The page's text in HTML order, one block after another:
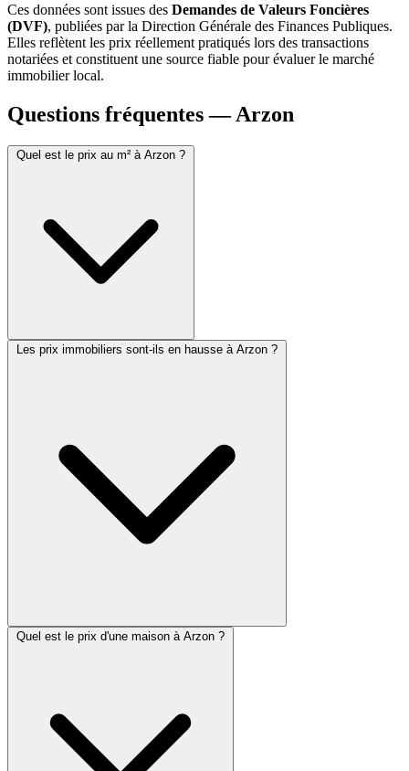
Ces données sont issues des Demandes de Valeurs Foncières
(DVF), publiées par la Direction Générale des Finances Publiques.
Elles reflètent les prix réellement pratiqués lors des transactions
notariées et constituent une source fiable pour évaluer le marché
immobilier local.
Questions fréquentes — Arzon
Quel est le prix au m² à Arzon ?
Les prix immobiliers sont-ils en hausse à Arzon ?
Quel est le prix d'une maison à Arzon ?